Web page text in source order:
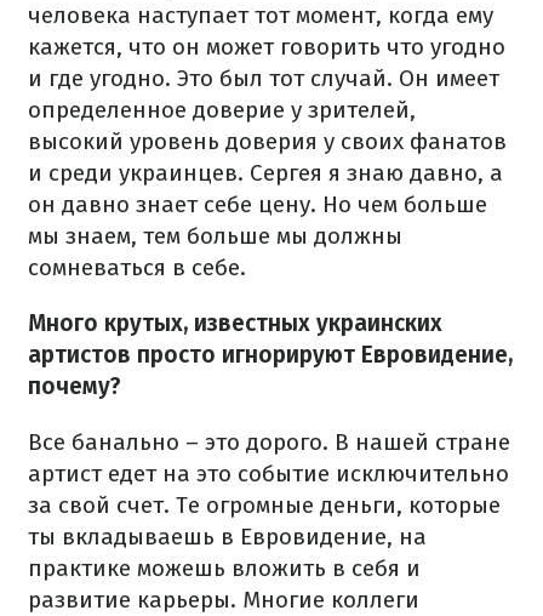
человека наступает тот момент, когда ему
кажется, что он может говорить что угодно
и где угодно. Это был тот случай. Он имеет
определенное доверие у зрителей,
высокий уровень доверия у своих фанатов
и среди украинцев. Сергея я знаю давно, а
он давно знает себе цену. Но чем больше
мы знаем, тем больше мы должны
сомневаться в себе.
Много крутых, известных украинских
артистов просто игнорируют Евровидение,
почему?
Все банально – это дорого. В нашей стране
артист едет на это событие исключительно
за свой счет. Те огромные деньги, которые
ты вкладываешь в Евровидение, на
практике можешь вложить в себя и
развитие карьеры. Многие коллеги